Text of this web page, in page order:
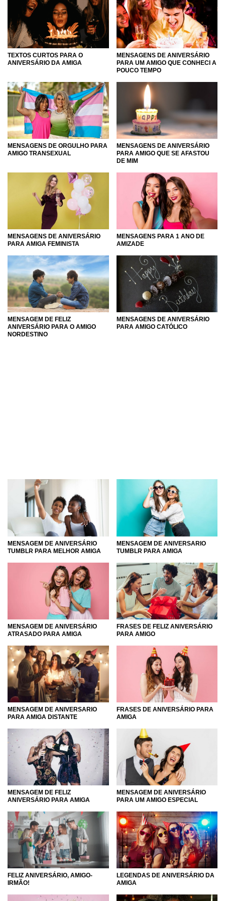
a todos eles!
TEXTOS CURTOS PARA O
ANIVERSÁRIO DA AMIGA
MENSAGENS DE ANIVERSÁRIO
PARA UM AMIGO QUE CONHECI A
POUCO TEMPO
MENSAGENS DE ORGULHO PARA
AMIGO TRANSEXUAL
MENSAGENS DE ANIVERSÁRIO
PARA AMIGO QUE SE AFASTOU
DE MIM
MENSAGENS DE ANIVERSÁRIO
PARA AMIGA FEMINISTA
MENSAGENS PARA 1 ANO DE
AMIZADE
MENSAGEM DE FELIZ
ANIVERSÁRIO PARA O AMIGO
NORDESTINO
MENSAGENS DE ANIVERSÁRIO
PARA AMIGO CATÓLICO
MENSAGEM DE ANIVERSÁRIO
TUMBLR PARA MELHOR AMIGA
MENSAGEM DE ANIVERSARIO
TUMBLR PARA AMIGA
MENSAGEM DE ANIVERSÁRIO
ATRASADO PARA AMIGA
FRASES DE FELIZ ANIVERSÁRIO
PARA AMIGO
MENSAGEM DE ANIVERSARIO
PARA AMIGA DISTANTE
FRASES DE ANIVERSÁRIO PARA
AMIGA
MENSAGEM DE FELIZ
ANIVERSÁRIO PARA AMIGA
MENSAGEM DE ANIVERSÁRIO
PARA UM AMIGO ESPECIAL
FELIZ ANIVERSÁRIO, AMIGO-
IRMÃO!
LEGENDAS DE ANIVERSÁRIO DA
AMIGA